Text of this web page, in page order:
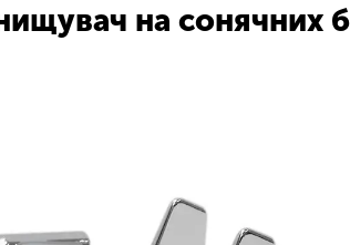
на сонячних